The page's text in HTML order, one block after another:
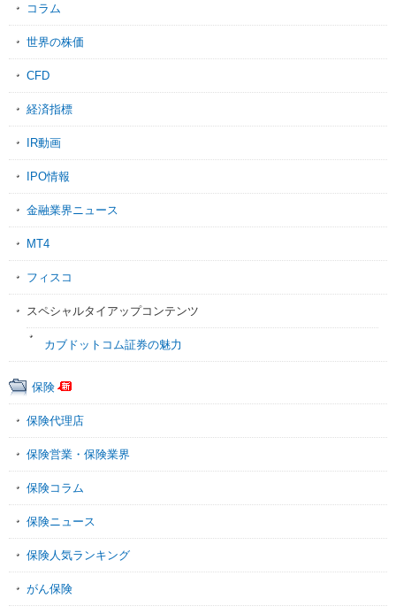
コラム
世界の株価
CFD
経済指標
IR動画
IPO情報
金融業界ニュース
MT4
フィスコ
スペシャルタイアップコンテンツ
カブドットコム証券の魅力
保険
保険代理店
保険営業・保険業界
保険コラム
保険ニュース
保険人気ランキング
がん保険